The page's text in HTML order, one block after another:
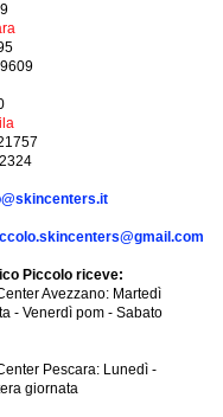
Piccolo riceve:
Avezzano: Martedì
- Venerdì pom - Sabato
Pescara: Lunedì -
giornata